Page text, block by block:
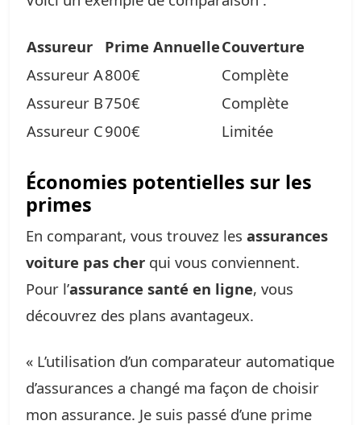
Assureur Prime AnnuelleCouverture
Assureur A800€
Complète
Assureur B750€
Complète
Assureur C900€ Limitée
Économies potentielles sur les
primes
En comparant, vous trouvez les assurances
voiture pas cher qui vous conviennent.
Pour l’assurance santé en ligne, vous
découvrez des plans avantageux.
« L’utilisation d’un comparateur automatique
d’assurances a changé ma façon de choisir
mon assurance. Je suis passé d’une prime